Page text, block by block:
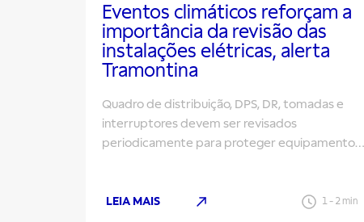
Eventos climáticos reforçam a
importância da revisão das
instalações elétricas, alerta
Tramontina
Quadro de distribuição, DPS, DR, tomadas e
interruptores devem ser revisados
periodicamente para proteger equipamentos,
LEIA MAIS 1- 2min